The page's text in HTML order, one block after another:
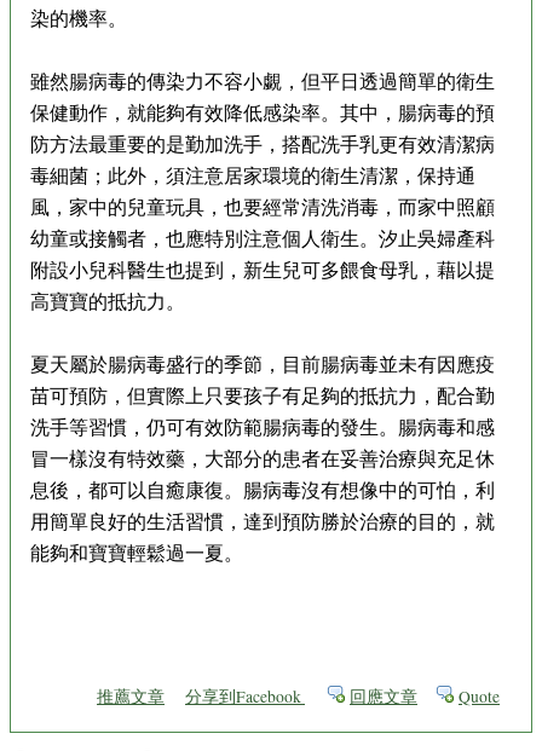
染的機率。
雖然腸病毒的傳染力不容小覷，但平日透過簡單的衛生
保健動作，就能夠有效降低感染率。其中，腸病毒的預
防方法最重要的是勤加洗手，搭配洗手乳更有效清潔病
毒細菌；此外，須注意居家環境的衛生清潔，保持通
風，家中的兒童玩具，也要經常清洗消毒，而家中照顧
幼童或接觸者，也應特別注意個人衛生。汐止吳婦產科
附設小兒科醫生也提到，新生兒可多餵食母乳，藉以提
高寶寶的抵抗力。
夏天屬於腸病毒盛行的季節，目前腸病毒並未有因應疫
苗可預防，但實際上只要孩子有足夠的抵抗力，配合勤
洗手等習慣，仍可有效防範腸病毒的發生。腸病毒和感
冒一樣沒有特效藥，大部分的患者在妥善治療與充足休
息後，都可以自癒康復。腸病毒沒有想像中的可怕，利
用簡單良好的生活習慣，達到預防勝於治療的目的，就
能夠和寶寶輕鬆過一夏。
推薦文章 分享到Facebook 回應文章 Quote